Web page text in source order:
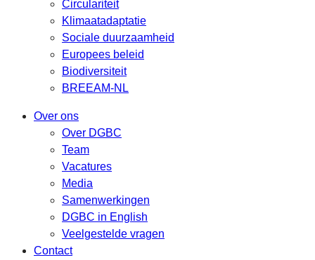
Circulariteit
Klimaatadaptatie
Sociale duurzaamheid
Europees beleid
Biodiversiteit
BREEAM-NL
Over ons
Over DGBC
Team
Vacatures
Media
Samenwerkingen
DGBC in English
Veelgestelde vragen
Contact